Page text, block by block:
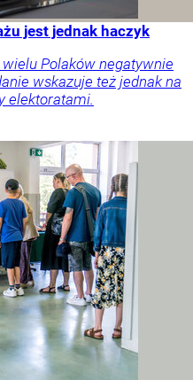
jest jednak haczyk
Polaków negatywnie
wskazuje też jednak na
elektoratami.